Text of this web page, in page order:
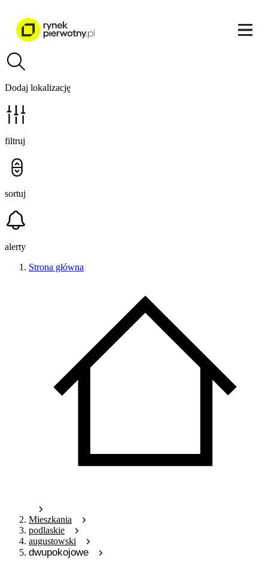
Dodaj lokalizację
filtruj
sortuj
alerty
Strona główna
Mieszkania
podlaskie
augustowski
dwupokojowe